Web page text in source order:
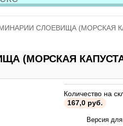
СЛОЕВИЩА (МОРСКАЯ
(МОРСКАЯ
Количество на
167,0 руб.
Версия